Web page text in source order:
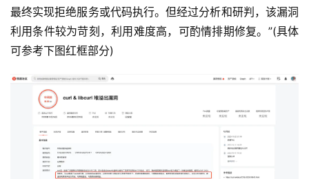
最终实现拒绝服务或代码执行。但经过分析和研判，该漏洞
利用条件较为苛刻，利用难度高，可酌情排期修复。”(具体
可参考下图红框部分)